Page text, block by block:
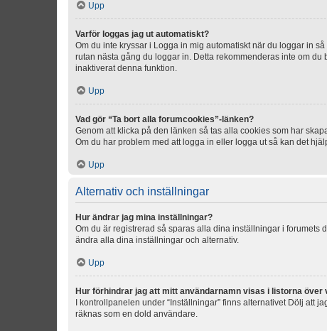
Upp
Varför loggas jag ut automatiskt?
Om du inte kryssar i Logga in mig automatiskt när du loggar in
rutan nästa gång du loggar in. Detta rekommenderas inte om
inaktiverat denna funktion.
Upp
Vad gör “Ta bort alla forumcookies”-länken?
Genom att klicka på den länken så tas alla cookies som har
Om du har problem med att logga in eller logga ut så kan det
Upp
Alternativ och inställningar
Hur ändrar jag mina inställningar?
Om du är registrerad så sparas alla dina inställningar i forumets
ändra alla dina inställningar och alternativ.
Upp
Hur förhindrar jag att mitt användarnamn visas i listorna över
I kontrollpanelen under “Inställningar” finns alternativet Dölj att
räknas som en dold användare.